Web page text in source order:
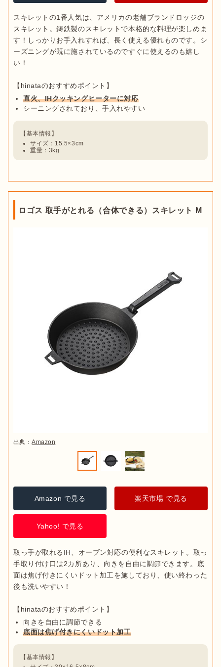
スキレットの1番人気は、アメリカの老舗ブランドロッジの
スキレット。鋳鉄製のスキレットで本格的な料理が楽しめま
す！しっかりお手入れすれば、長く使える優れものです。シ
ーズニングが既に施されているのですぐに使えるのも嬉し
い！
直火、IHクッキングヒーターに対応
シーニングされており、手入れやすい
サイズ：15.5×3cm
重量：3kg
ロゴス 取手がとれる（合体できる）スキレット M
出典：Amazon
Amazon で見る 楽天市場 で見る
Yahoo! で見る
取っ手が取れるIH、オーブン対応の便利なスキレット。取っ
手取り付け口は2カ所あり、向きを自由に調節できます。底
面は焦げ付きにくいドット加工を施しており、使い終わった
後も洗いやすい！
向きを自由に調節できる
底面は焦げ付きにくいドット加工